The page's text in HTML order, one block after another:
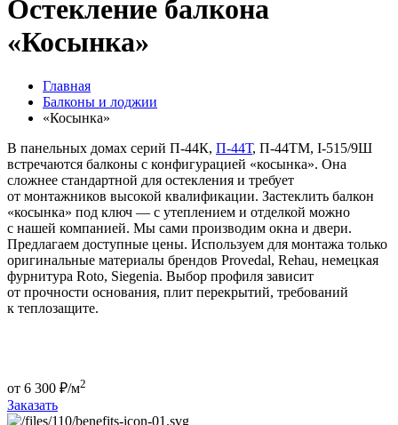
Остекление балкона
«Косынка»
Главная
Балконы и лоджии
«Косынка»
В панельных домах серий П-44К, П-44Т, П-44ТМ, I-515/9Ш
встречаются балконы с конфигурацией «косынка». Она
сложнее стандартной для остекления и требует
от монтажников высокой квалификации. Застеклить балкон
«косынка» под ключ — с утеплением и отделкой можно
с нашей компанией. Мы сами производим окна и двери.
Предлагаем доступные цены. Используем для монтажа только
оригинальные материалы брендов Provedal, Rehau, немецкая
фурнитура Roto, Siegenia. Выбор профиля зависит
от прочности основания, плит перекрытий, требований
к теплозащите.
от 6 300 ₽/м2
Заказать